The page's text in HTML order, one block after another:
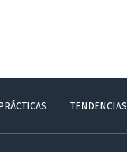
TENDENCIAS